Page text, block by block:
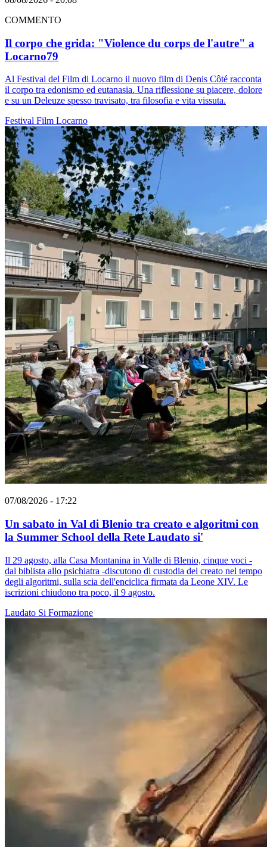
COMMENTO
Il corpo che grida: "Violence du corps de l'autre" a
Locarno79
Al Festival del Film di Locarno il nuovo film di Denis Côté racconta
il corpo tra edonismo ed eutanasia. Una riflessione su piacere, dolore
e su un Deleuze spesso travisato, tra filosofia e vita vissuta.
Festival Film Locarno
07/08/2026 - 17:22
Un sabato in Val di Blenio tra creato e algoritmi con
la Summer School della Rete Laudato si'
Il 29 agosto, alla Casa Montanina in Valle di Blenio, cinque voci -
dal biblista allo psichiatra -discutono di custodia del creato nel tempo
degli algoritmi, sulla scia dell'enciclica firmata da Leone XIV. Le
iscrizioni chiudono tra poco, il 9 agosto.
Laudato Si Formazione